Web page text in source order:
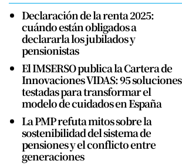
Declaración de la renta 2025:
cuándo están obligados a
declararla los jubilados y
pensionistas
El IMSERSO publica la Cartera de
Innovaciones VIDAS: 95 soluciones
testadas para transformar el
modelo de cuidados en España
La PMP refuta mitos sobre la
sostenibilidad del sistema de
pensiones y el conflicto entre
generaciones